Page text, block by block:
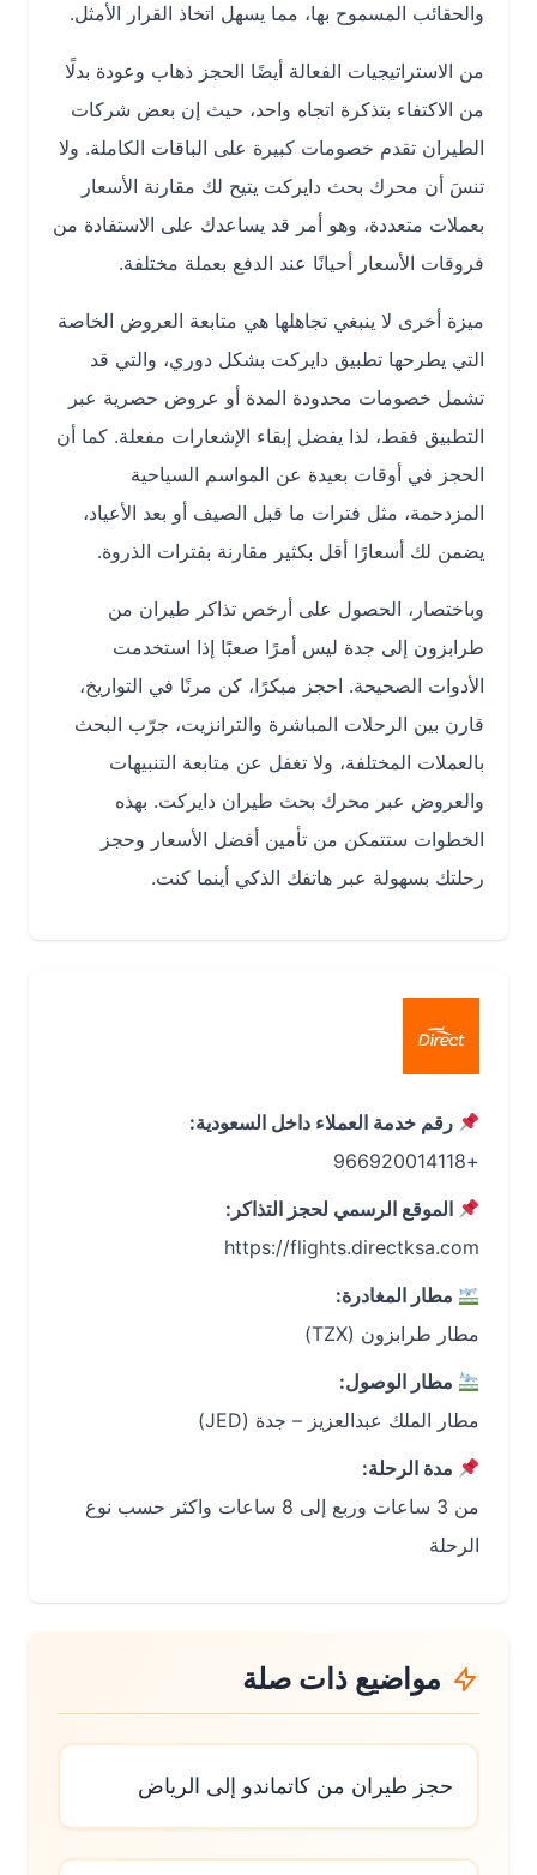
والحقائب المسموح بها، مما يسهل اتخاذ القرار الأمثل.
من الاستراتيجيات الفعالة أيضًا الحجز ذهاب وعودة بدلًا
من الاكتفاء بتذكرة اتجاه واحد، حيث إن بعض شركات
الطيران تقدم خصومات كبيرة على الباقات الكاملة. ولا
تنسَ أن محرك بحث دايركت يتيح لك مقارنة الأسعار
بعملات متعددة، وهو أمر قد يساعدك على الاستفادة من
فروقات الأسعار أحيانًا عند الدفع بعملة مختلفة.
ميزة أخرى لا ينبغي تجاهلها هي متابعة العروض الخاصة
التي يطرحها تطبيق دايركت بشكل دوري، والتي قد
تشمل خصومات محدودة المدة أو عروض حصرية عبر
التطبيق فقط، لذا يفضل إبقاء الإشعارات مفعلة. كما أن
الحجز في أوقات بعيدة عن المواسم السياحية
المزدحمة، مثل فترات ما قبل الصيف أو بعد الأعياد،
يضمن لك أسعارًا أقل بكثير مقارنة بفترات الذروة.
وباختصار، الحصول على أرخص تذاكر طيران من
طرابزون إلى جدة ليس أمرًا صعبًا إذا استخدمت
الأدوات الصحيحة. احجز مبكرًا، كن مرنًا في التواريخ،
قارن بين الرحلات المباشرة والترانزيت، جرّب البحث
بالعملات المختلفة، ولا تغفل عن متابعة التنبيهات
والعروض عبر محرك بحث طيران دايركت. بهذه
الخطوات ستتمكن من تأمين أفضل الأسعار وحجز
رحلتك بسهولة عبر هاتفك الذكي أينما كنت.
رقم خدمة العملاء داخل السعودية:
الموقع الرسمي لحجز التذاكر:
مطار المغادرة:
مطار طرابزون (TZX)
مطار الوصول:
مطار الملك عبدالعزيز – جدة (JED)
مدة الرحلة:
من 3 ساعات وربع إلى 8 ساعات واكثر حسب نوع
الرحلة
مواضيع ذات صلة
حجز طيران من كاتماندو إلى الرياض